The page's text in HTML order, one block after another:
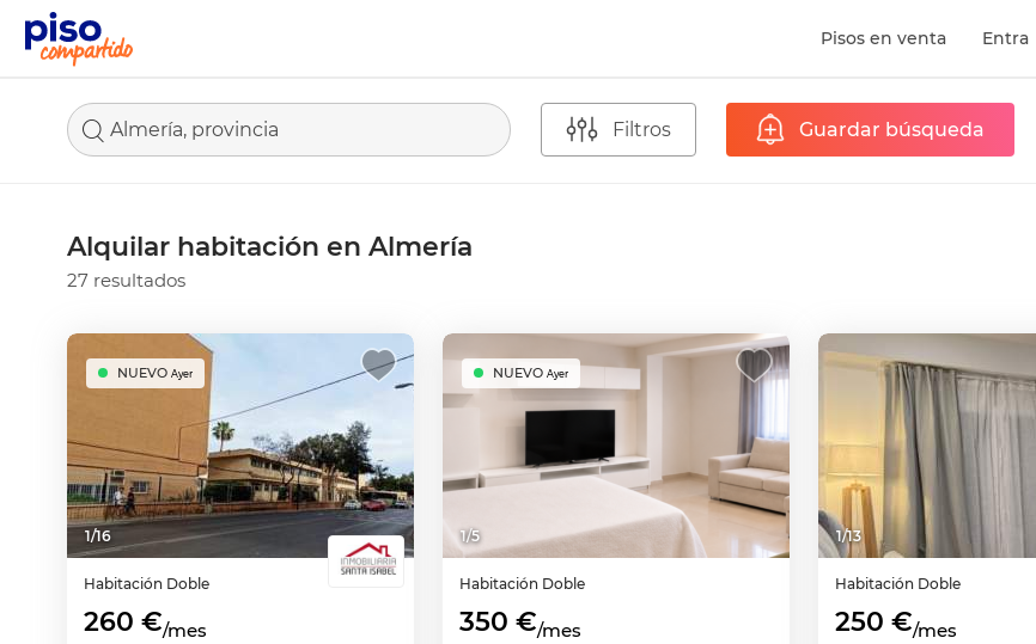
Pisos en venta Entra
Almería, provincia Filtros Guardar búsqueda
Alquilar habitación en Almería
27 resultados
1/16
NUEVO Ayer
Habitación Doble
260 €/mes
1/5
NUEVO Ayer
Habitación Doble
350 €/mes
1/13
Habitación Doble
250 €/mes